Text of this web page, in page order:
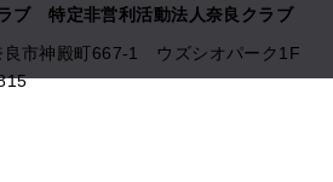
ブ 特定非営利活動法人奈良クラブ
市神殿町667-1
ウズシオパーク1F